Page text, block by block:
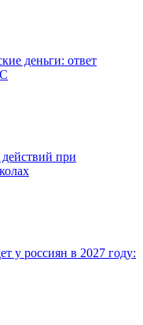
деньги: ответ
при
у россиян в 2027 году: